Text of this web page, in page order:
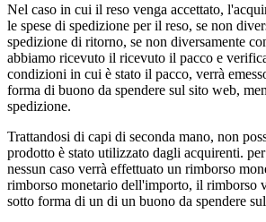
Nel caso in cui il reso venga accettato,
le spese di spedizione per il reso, se non
spedizione di ritorno, se non diversamente
abbiamo ricevuto il ricevuto il pacco e
condizioni in cui è stato il pacco, verrà
forma di buono da spendere sul sito web,
spedizione.
Trattandosi di capi di seconda mano, non
prodotto è stato utilizzato dagli acquirenti.
nessun caso verrà effettuato un rimborso
rimborso monetario dell'importo, il rimborso
sotto forma di un di un buono da spendere